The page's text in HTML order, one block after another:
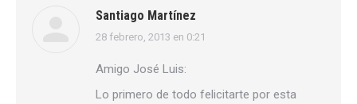
Santiago Martínez
dice:
28 febrero, 2013 en 0:21
Amigo José Luis:
Lo primero de todo felicitarte por esta